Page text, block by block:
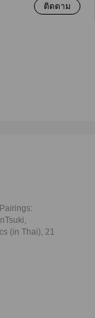
ติดตาม
(in Thai), 21
2022
Guest
are